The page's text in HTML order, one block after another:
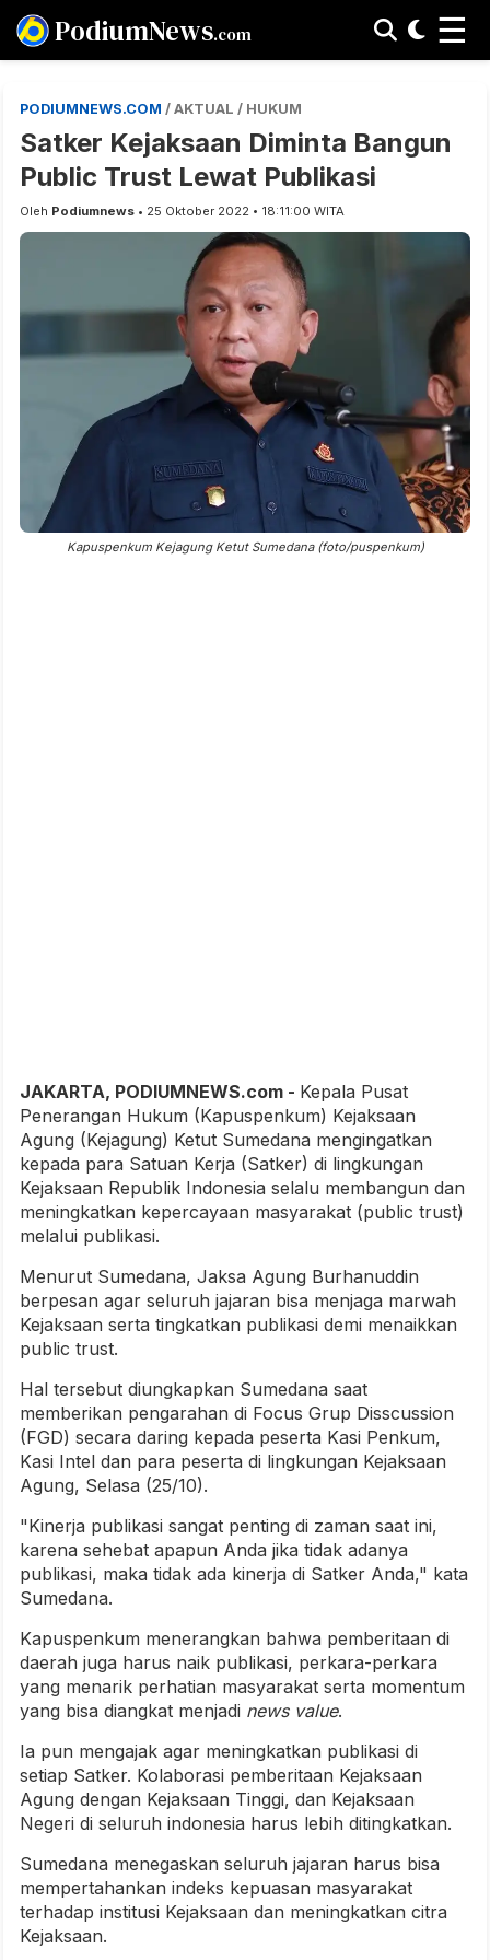
PodiumNews.com ☰
PODIUMNEWS.COM / AKTUAL / HUKUM
Satker Kejaksaan Diminta Bangun
Public Trust Lewat Publikasi
Oleh Podiumnews • 25 Oktober 2022 • 18:11:00 WITA
Kapuspenkum Kejagung Ketut Sumedana (foto/puspenkum)
JAKARTA, PODIUMNEWS.com - Kepala Pusat
Penerangan Hukum (Kapuspenkum) Kejaksaan
Agung (Kejagung) Ketut Sumedana mengingatkan
kepada para Satuan Kerja (Satker) di lingkungan
Kejaksaan Republik Indonesia selalu membangun dan
meningkatkan kepercayaan masyarakat (public trust)
melalui publikasi.
Menurut Sumedana, Jaksa Agung Burhanuddin
berpesan agar seluruh jajaran bisa menjaga marwah
Kejaksaan serta tingkatkan publikasi demi menaikkan
public trust.
Hal tersebut diungkapkan Sumedana saat
memberikan pengarahan di Focus Grup Disscussion
(FGD) secara daring kepada peserta Kasi Penkum,
Kasi Intel dan para peserta di lingkungan Kejaksaan
Agung, Selasa (25/10).
"Kinerja publikasi sangat penting di zaman saat ini,
karena sehebat apapun Anda jika tidak adanya
publikasi, maka tidak ada kinerja di Satker Anda," kata
Sumedana.
Kapuspenkum menerangkan bahwa pemberitaan di
daerah juga harus naik publikasi, perkara-perkara
yang menarik perhatian masyarakat serta momentum
yang bisa diangkat menjadi news value.
Ia pun mengajak agar meningkatkan publikasi di
setiap Satker. Kolaborasi pemberitaan Kejaksaan
Agung dengan Kejaksaan Tinggi, dan Kejaksaan
Negeri di seluruh indonesia harus lebih ditingkatkan.
Sumedana menegaskan seluruh jajaran harus bisa
mempertahankan indeks kepuasan masyarakat
terhadap institusi Kejaksaan dan meningkatkan citra
Kejaksaan.